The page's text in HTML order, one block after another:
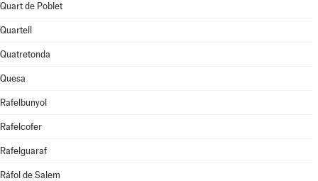
Quart de Poblet
Quartell
Quatretonda
Quesa
Rafelbunyol
Rafelcofer
Rafelguaraf
Ráfol de Salem